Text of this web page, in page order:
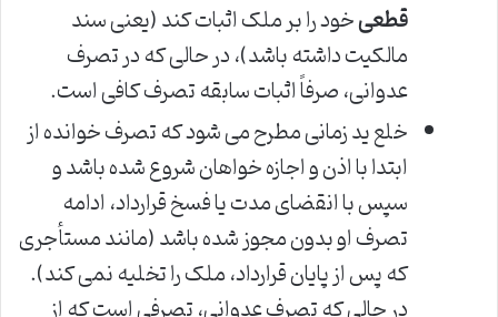
قطعیخود را بر ملک اثبات کند (یعنی سند
مالکیت داشته باشد)، در حالی که در تصرف
عدوانی، صرفاً اثبات سابقه تصرف کافی است.
خلع ید زمانی مطرح می شود که تصرف خوانده از
ابتدا با اذن و اجازه خواهان شروع شده باشد و
سپس با انقضای مدت یا فسخ قرارداد، ادامه
تصرف او بدون مجوز شده باشد (مانند مستأجری
که پس از پایان قرارداد، ملک را تخلیه نمی کند).